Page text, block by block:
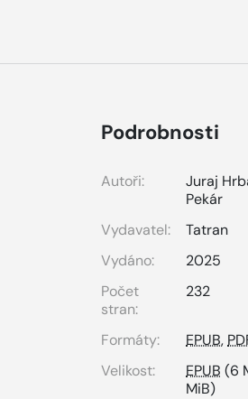
Podrobnosti
Autoři:
Juraj
Pekár
Vydavatel:
Tatran
Vydáno:
2025
Počet
stran:
232
Formáty: EPUB,
Velikost:
EPUB (6
MiB)